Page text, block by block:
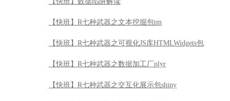
【快班】R七种武器之文本挖掘包tm
【快班】R七种武器之可视化JS库HTMLWidgets包
【快班】R七种武器之数据加工厂plyr
【快班】R七种武器之交互化展示包shiny